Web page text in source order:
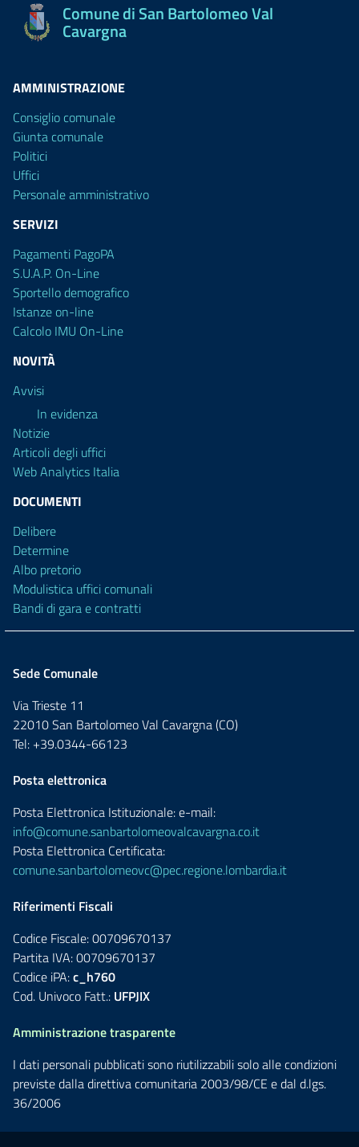
Comune di San Bartolomeo Val
Cavargna
AMMINISTRAZIONE
Consiglio comunale
Giunta comunale
Politici
Uffici
Personale amministrativo
SERVIZI
Pagamenti PagoPA
S.U.A.P. On-Line
Sportello demografico
Istanze on-line
Calcolo IMU On-Line
NOVITÀ
Avvisi
In evidenza
Notizie
Articoli degli uffici
Web Analytics Italia
DOCUMENTI
Delibere
Determine
Albo pretorio
Modulistica uffici comunali
Bandi di gara e contratti
Sede Comunale
Via Trieste 11
22010 San Bartolomeo Val Cavargna (CO)
Tel: +39.0344-66123
Posta elettronica
Posta Elettronica Istituzionale: e-mail:
info@comune.sanbartolomeovalcavargna.co.it
Posta Elettronica Certificata:
comune.sanbartolomeovc@pec.regione.lombardia.it
Riferimenti Fiscali
Codice Fiscale: 00709670137
Partita IVA: 00709670137
Codice iPA:c_h760
Cod. Univoco Fatt.: UFPJIX
Amministrazione trasparente
I dati personali pubblicati sono riutilizzabili solo alle condizioni
previste dalla direttiva comunitaria 2003/98/CE e dal d.lgs.
36/2006